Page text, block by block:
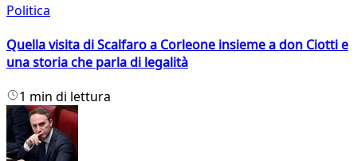
Politica
Quella visita di Scalfaro a Corleone insieme a don Ciotti e
una storia che parla di legalità
1 min di lettura